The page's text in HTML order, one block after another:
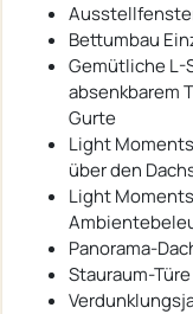
Bettumbau
Gemütliche
absenkbarem
Gurte
Light
über den
Light
Panorama-
Stauraum-